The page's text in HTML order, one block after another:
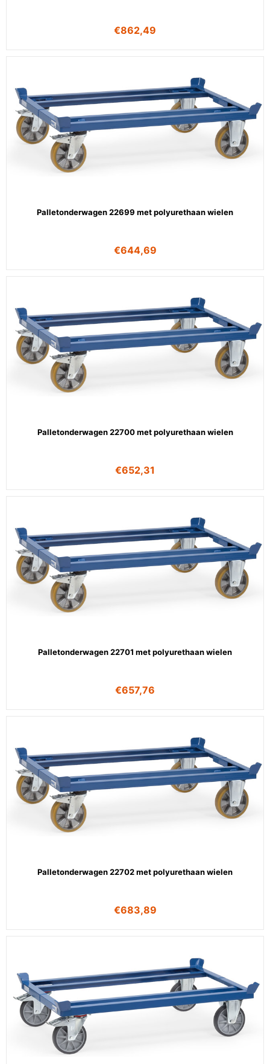
€862,49
Palletonderwagen 22699 met polyurethaan wielen
€644,69
Palletonderwagen 22700 met polyurethaan wielen
€652,31
Palletonderwagen 22701 met polyurethaan wielen
€657,76
Palletonderwagen 22702 met polyurethaan wielen
€683,89